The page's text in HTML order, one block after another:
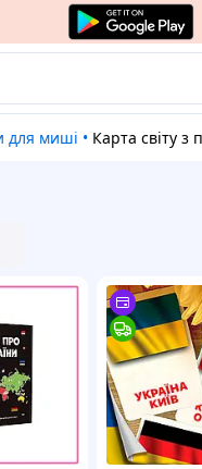
для миші • Карта світу